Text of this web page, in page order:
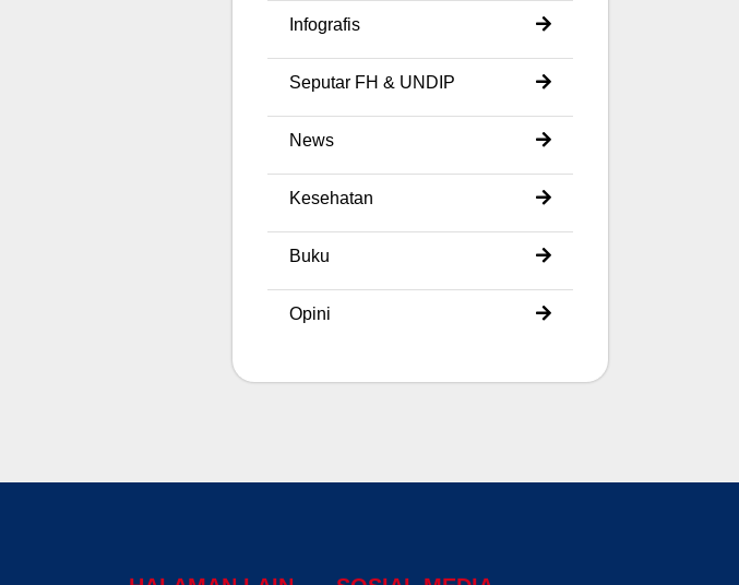
Infografis
Seputar FH & UNDIP
News
Kesehatan
Buku
Opini